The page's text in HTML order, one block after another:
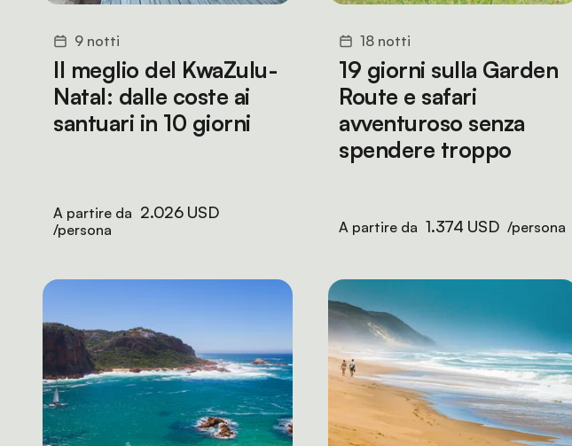
9 notti
Il meglio del KwaZulu-
Natal: dalle coste ai
santuari in 10 giorni
A partire da 2.026 USD
/persona
18 notti
19 giorni sulla Garden
Route e safari
avventuroso senza
spendere troppo
A partire da 1.374 USD /persona